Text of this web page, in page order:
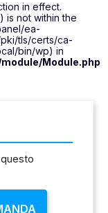
in effect.
is not within the
ea-
tls/certs/ca-
bin/wp) in
Module.php